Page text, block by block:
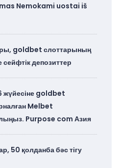
Nemokami uostai iš
goldbet слоттарының
депозиттер
жүйесіне goldbet
Melbet
Purpose com Азия
50 қолданба бәс тігу